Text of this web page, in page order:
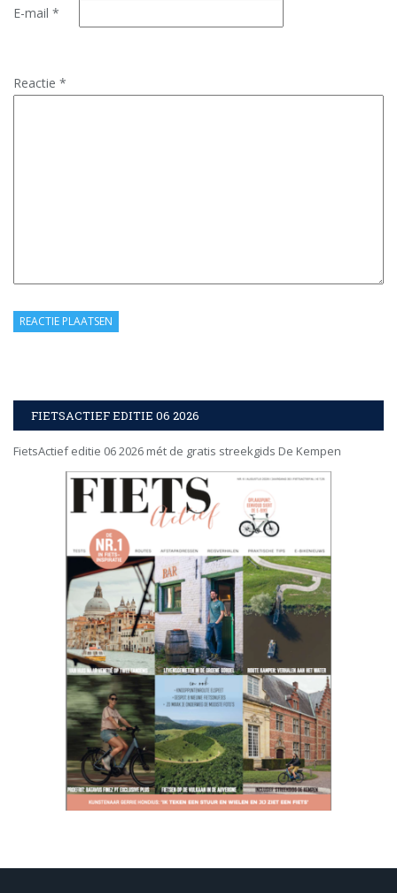
E-mail *
Reactie *
FIETSACTIEF EDITIE 06 2026
FietsActief editie 06 2026 mét de gratis streekgids De Kempen